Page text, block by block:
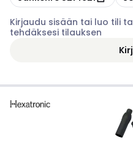
Kirjaudu sisään tai luo tili
tehdäksesi tilauksen